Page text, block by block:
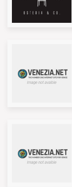
personali
conoscenza in
dello Stato, di
a)
interesse,
b) la
blocco dei dati
per i quali i dati
contenuto, di
eccettuato il
comporta un
rispetto al diritto
4. L’interessato